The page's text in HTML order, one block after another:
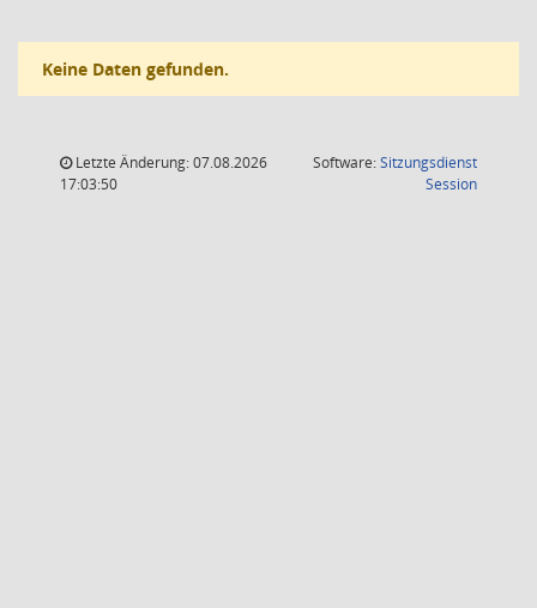
Keine Daten gefunden.
Letzte Änderung: 07.08.2026
17:03:50
Software:Sitzungsdienst
Session(Wird in